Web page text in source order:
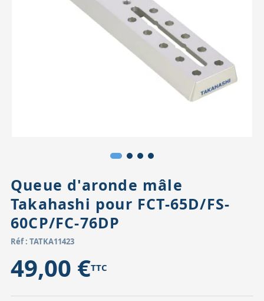
Accessoires pour montures
Pièces détachées
Queue d'aronde mâle
Takahashi pour FCT-65D/FS-
60CP/FC-76DP
Réf : TATKA11423
49,00 €TTC